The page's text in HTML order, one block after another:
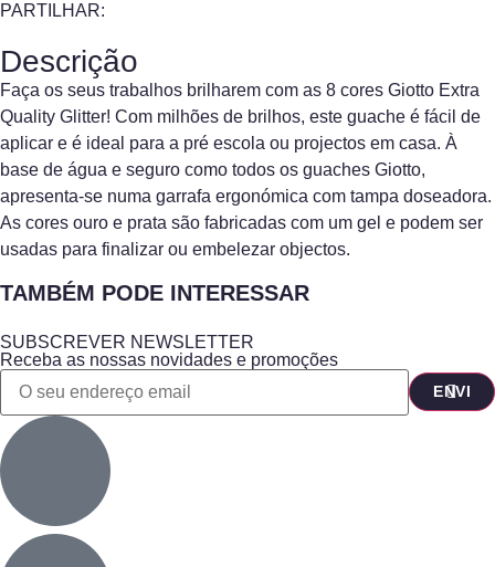
PARTILHAR:
Descrição
Faça os seus trabalhos brilharem com as 8 cores Giotto Extra
Quality Glitter! Com milhões de brilhos, este guache é fácil de
aplicar e é ideal para a pré escola ou projectos em casa. À
base de água e seguro como todos os guaches Giotto,
apresenta-se numa garrafa ergonómica com tampa doseadora.
As cores ouro e prata são fabricadas com um gel e podem ser
usadas para finalizar ou embelezar objectos.
TAMBÉM PODE INTERESSAR
SUBSCREVER NEWSLETTER
Receba as nossas novidades e promoções